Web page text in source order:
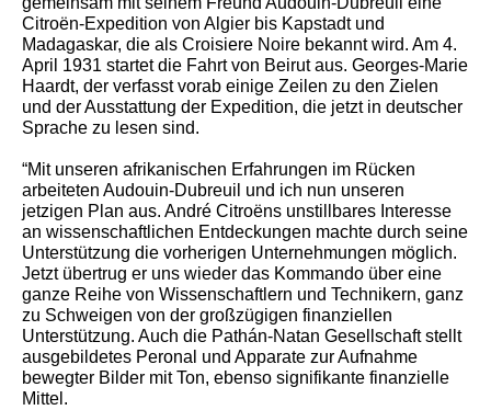
Citroën-Expedition von Algier bis Kapstadt und
Madagaskar, die als Croisiere Noire bekannt wird. Am 4.
April 1931 startet die Fahrt von Beirut aus. Georges-Marie
Haardt, der verfasst vorab einige Zeilen zu den Zielen
und der Ausstattung der Expedition, die jetzt in deutscher
Sprache zu lesen sind.
“Mit unseren afrikanischen Erfahrungen im Rücken
arbeiteten Audouin-Dubreuil und ich nun unseren
jetzigen Plan aus. André Citroëns unstillbares Interesse
an wissenschaftlichen Entdeckungen machte durch seine
Unterstützung die vorherigen Unternehmungen möglich.
Jetzt übertrug er uns wieder das Kommando über eine
ganze Reihe von Wissenschaftlern und Technikern, ganz
zu Schweigen von der großzügigen finanziellen
Unterstützung. Auch die Pathán-Natan Gesellschaft stellt
ausgebildetes Peronal und Apparate zur Aufnahme
bewegter Bilder mit Ton, ebenso signifikante finanzielle
Mittel.